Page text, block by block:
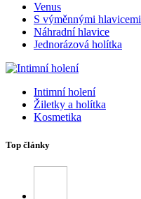
Venus
S výměnnými hlavicemi
Náhradní hlavice
Jednorázová holítka
Intimní holení
Žiletky a holítka
Kosmetika
Top články